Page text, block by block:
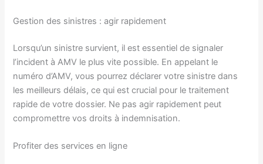
Gestion des sinistres : agir rapidement
Lorsqu’un sinistre survient, il est essentiel de signaler
l’incident à AMV le plus vite possible. En appelant le
numéro d’AMV, vous pourrez déclarer votre sinistre dans
les meilleurs délais, ce qui est crucial pour le traitement
rapide de votre dossier. Ne pas agir rapidement peut
compromettre vos droits à indemnisation.
Profiter des services en ligne